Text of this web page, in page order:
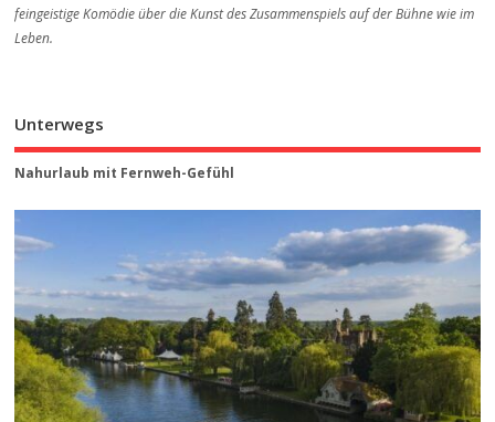
feingeistige Komödie über die Kunst des Zusammenspiels auf der Bühne wie im
Leben.
Unterwegs
Nahurlaub mit Fernweh-Gefühl